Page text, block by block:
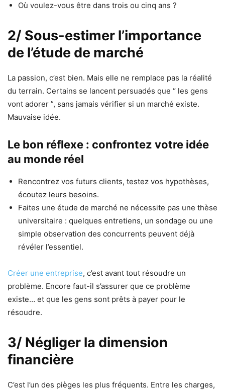
Où voulez-vous être dans trois ou cinq ans ?
2/ Sous-estimer l’importance
de l’étude de marché
La passion, c’est bien. Mais elle ne remplace pas la réalité
du terrain. Certains se lancent persuadés que “ les gens
vont adorer ”, sans jamais vérifier si un marché existe.
Mauvaise idée.
Le bon réflexe : confrontez votre idée
au monde réel
Rencontrez vos futurs clients, testez vos hypothèses,
écoutez leurs besoins.
Faites une étude de marché ne nécessite pas une thèse
universitaire : quelques entretiens, un sondage ou une
simple observation des concurrents peuvent déjà
révéler l’essentiel.
Créer une entreprise, c’est avant tout résoudre un
problème. Encore faut-il s’assurer que ce problème
existe… et que les gens sont prêts à payer pour le
résoudre.
3/ Négliger la dimension
financière
C’est l’un des pièges les plus fréquents. Entre les charges,